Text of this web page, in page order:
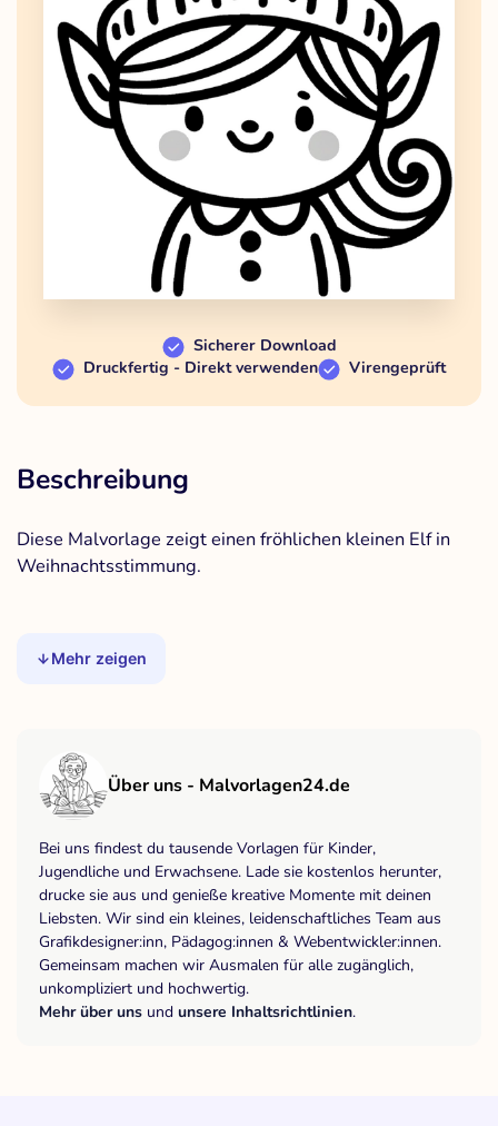
Sicherer Download
Druckfertig - Direkt verwenden
Virengeprüft
Beschreibung
Diese Malvorlage zeigt einen fröhlichen kleinen Elf in
Weihnachtsstimmung.
Mehr zeigen
Über uns - Malvorlagen24.de
Bei uns findest du tausende Vorlagen für Kinder,
Jugendliche und Erwachsene. Lade sie kostenlos herunter,
drucke sie aus und genieße kreative Momente mit deinen
Liebsten. Wir sind ein kleines, leidenschaftliches Team aus
Grafikdesigner:inn, Pädagog:innen & Webentwickler:innen.
Gemeinsam machen wir Ausmalen für alle zugänglich,
unkompliziert und hochwertig.
Mehr über uns und unsere Inhaltsrichtlinien.